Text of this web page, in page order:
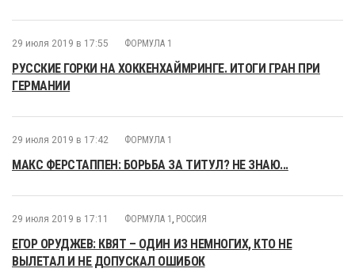
29 июля 2019 в 17:55 ФОРМУЛА 1
РУССКИЕ ГОРКИ НА ХОККЕНХАЙМРИНГЕ. ИТОГИ ГРАН ПРИ
ГЕРМАНИИ
29 июля 2019 в 17:42 ФОРМУЛА 1
МАКС ФЕРСТАППЕН: БОРЬБА ЗА ТИТУЛ? НЕ ЗНАЮ...
29 июля 2019 в 17:11 ФОРМУЛА 1 , РОССИЯ
ЕГОР ОРУДЖЕВ: КВЯТ – ОДИН ИЗ НЕМНОГИХ, КТО НЕ
ВЫЛЕТАЛ И НЕ ДОПУСКАЛ ОШИБОК